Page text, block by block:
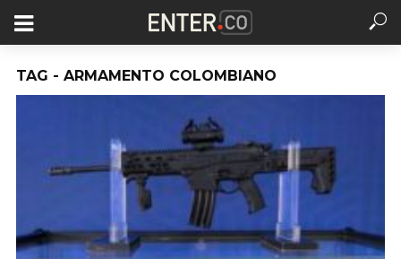
TAG - ARMAMENTO COLOMBIANO